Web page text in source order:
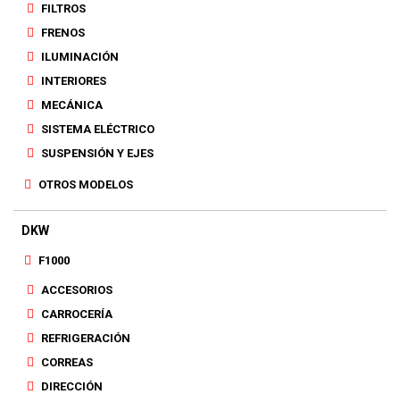
FILTROS
FRENOS
ILUMINACIÓN
INTERIORES
MECÁNICA
SISTEMA ELÉCTRICO
SUSPENSIÓN Y EJES
OTROS MODELOS
DKW
F1000
ACCESORIOS
CARROCERÍA
REFRIGERACIÓN
CORREAS
DIRECCIÓN